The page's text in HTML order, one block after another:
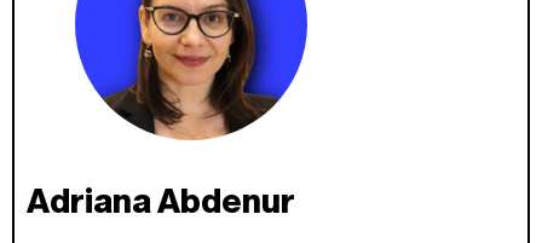
Adriana Abdenur